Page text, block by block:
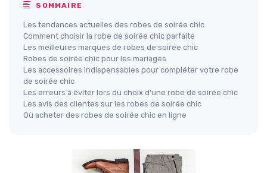
SOMMAIRE
Les tendances actuelles des robes de soirée chic
Comment choisir la robe de soirée chic parfaite
Les meilleures marques de robes de soirée chic
Robes de soirée chic pour les mariages
Les accessoires indispensables pour compléter votre robe
de soirée chic
Les erreurs à éviter lors du choix d'une robe de soirée chic
Les avis des clientes sur les robes de soirée chic
Où acheter des robes de soirée chic en ligne